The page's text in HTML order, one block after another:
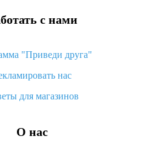
с нами
"Приведи друга"
нас
для магазинов
О нас